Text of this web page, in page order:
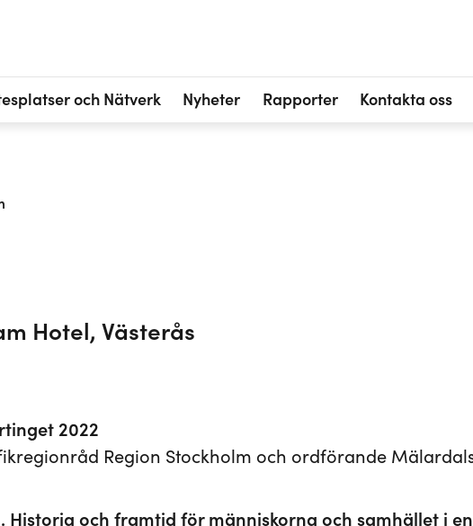
och Nätverk Nyheter Rapporter Kontakta oss
Hotel, Västerås
2022
Region Stockholm och ordförande
och framtid för människorna och samhället i